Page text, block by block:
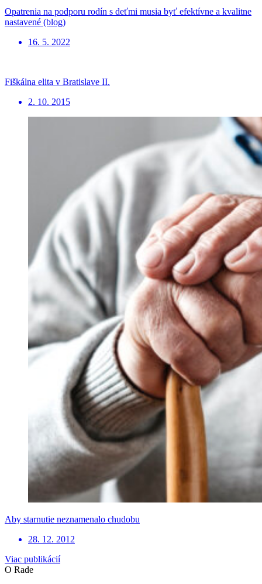
Opatrenia na podporu rodín s deťmi musia byť efektívne a kvalitne
nastavené (blog)
16. 5. 2022
Fiškálna elita v Bratislave II.
2. 10. 2015
Aby starnutie neznamenalo chudobu
28. 12. 2012
Viac publikácií
O Rade